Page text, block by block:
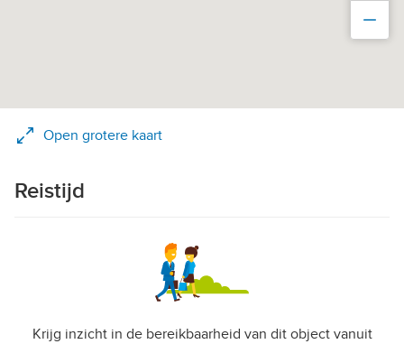
Open grotere kaart
Reistijd
Krijg inzicht in de bereikbaarheid van dit object vanuit